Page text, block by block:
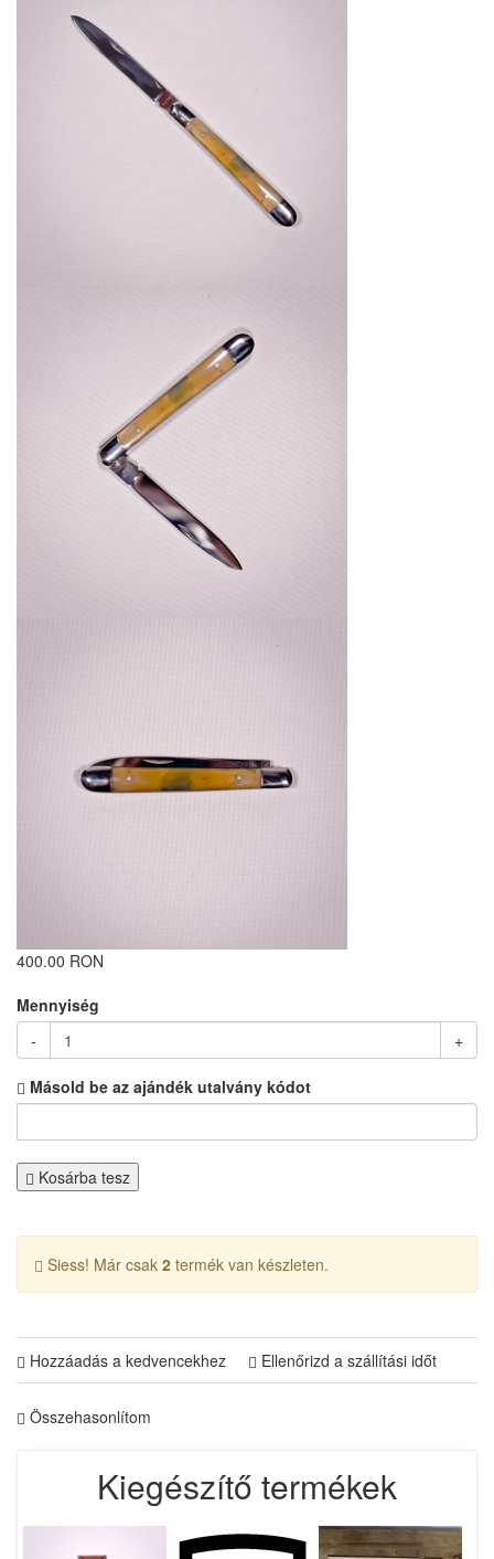
400.00 RON
Mennyiség
-
+
Másold be az ajándék utalvány kódot
Kosárba tesz
Siess! Már csak 2 termék van készleten.
Hozzáadás a kedvencekhez Ellenőrizd a szállítási időt
Összehasonlítom
Kiegészítő termékek